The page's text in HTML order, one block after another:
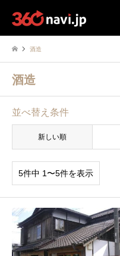
酒造
酒造
並べ替え条件
新しい順
5件中 1〜5件を表示